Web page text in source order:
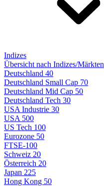
Indizes
Übersicht nach Indizes/Märkten
Deutschland 40
Deutschland Small Cap 70
Deutschland Mid Cap 50
Deutschland Tech 30
USA Industrie 30
USA 500
US Tech 100
Eurozone 50
FTSE-100
Schweiz 20
Österreich 20
Japan 225
Hong Kong 50